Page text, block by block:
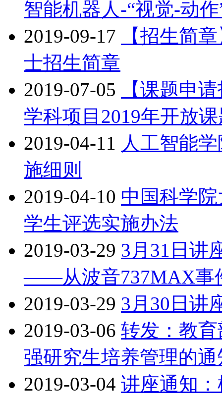
智能机器人-“视觉-动
2019-09-17
【招生简
士招生简章
2019-07-05
【课题申
学科项目2019年开放
2019-04-11 人工智能
施细则
2019-04-10 中国科学
学生评选实施办法
2019-03-29 3月31日讲
——从波音737MAX事
2019-03-29 3月30日讲
2019-03-06 转发：教
强研究生培养管理的
2019-03-04 讲座通知